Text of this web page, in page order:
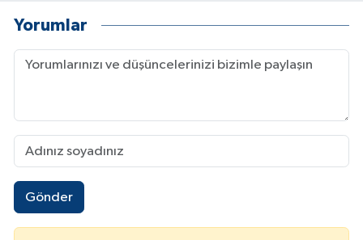
Yorumlar
Gönder